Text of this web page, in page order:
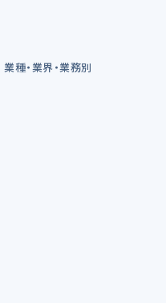
業種・業界・業務別